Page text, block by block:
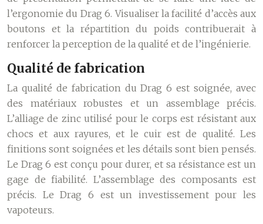
l’ergonomie du Drag 6. Visualiser la facilité d’accès aux
boutons et la répartition du poids contribuerait à
renforcer la perception de la qualité et de l’ingénierie.
Qualité de fabrication
La qualité de fabrication du Drag 6 est soignée, avec
des matériaux robustes et un assemblage précis.
L’alliage de zinc utilisé pour le corps est résistant aux
chocs et aux rayures, et le cuir est de qualité. Les
finitions sont soignées et les détails sont bien pensés.
Le Drag 6 est conçu pour durer, et sa résistance est un
gage de fiabilité. L’assemblage des composants est
précis. Le Drag 6 est un investissement pour les
vapoteurs.